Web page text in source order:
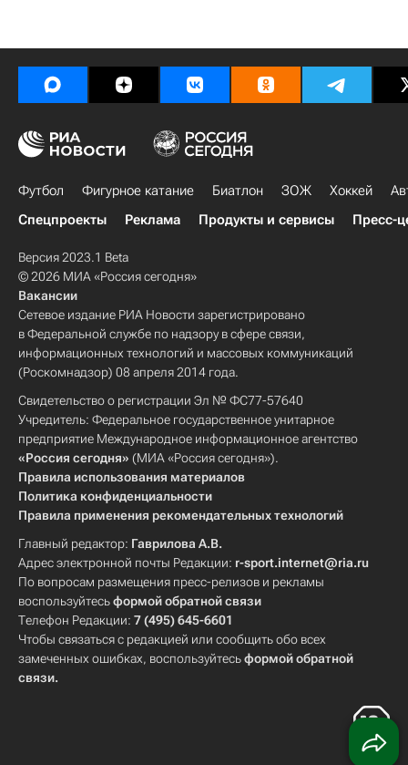
Футбол Фигурное катание Биатлон ЗОЖ Хоккей
Спецпроекты
Реклама Продукты и сервисы Пресс-
Версия 2023.1 Beta
© 2026 МИА «Россия сегодня»
Вакансии
Сетевое издание РИА Новости зарегистрировано
в Федеральной службе по надзору в сфере связи,
информационных технологий и массовых коммуникаций
(Роскомнадзор) 08 апреля 2014 года.
Свидетельство о регистрации Эл № ФС77-57640
Учредитель: Федеральное государственное унитарное
предприятие Международное информационное агентство
«Россия сегодня» (МИА «Россия сегодня»).
Правила использования материалов
Политика конфиденциальности
Правила применения рекомендательных технологий
Главный редактор: Гаврилова А.В.
Адрес электронной почты Редакции: r-sport.internet@ria.ru
По вопросам размещения пресс-релизов и рекламы
воспользуйтесьформой обратной связи
Телефон Редакции: 7 (495) 645-6601
Чтобы связаться с редакцией или сообщить обо всех
замеченных ошибках, воспользуйтесьформой обратной
связи.